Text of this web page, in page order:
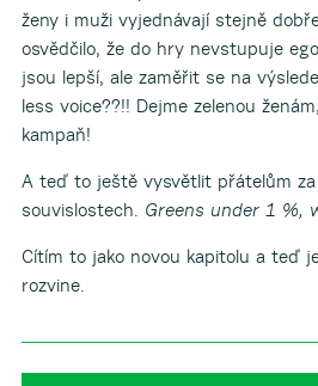
ženy i muži vyjednávají stejně
osvědčilo, že do hry nevstupuje
jsou lepší, ale zaměřit se na
less voice??!! Dejme zelenou
kampaň!
A teď to ještě vysvětlit přátelům
souvislostech. Greens under 1 %,
Cítím to jako novou kapitolu a teď
rozvine.